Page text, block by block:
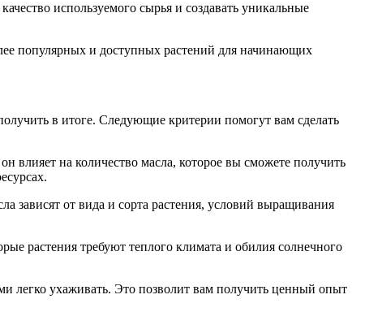
используемого сырья и создавать уникальные
популярных и доступных растений для начинающих
в итоге. Следующие критерии помогут вам сделать
влияет на количество масла, которое вы сможете получить
зависят от вида и сорта растения, условий выращивания
растения требуют теплого климата и обилия солнечного
легко ухаживать. Это позволит вам получить ценный опыт